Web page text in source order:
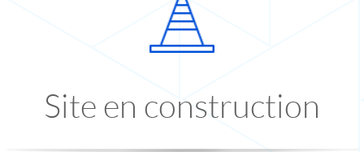
Site en construction